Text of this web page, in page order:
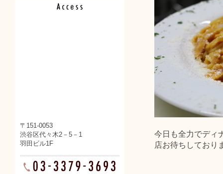
今日も全力でディ
店お待ちしており
〒151-0053
渋谷区代々木2－5－1
羽田ビル1F